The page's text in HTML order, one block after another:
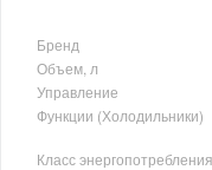
Бренд
Объем, л
Управление
Функции (Холодильники)
Класс энергопотребления